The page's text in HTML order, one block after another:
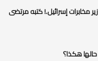
مخابرات إسرائيل.! كتبه مرتضى
هكذا؟